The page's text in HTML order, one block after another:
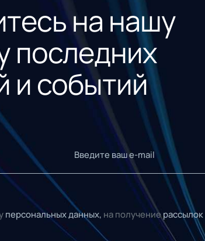
на нашу
последних
и событий
персональных данных, на получениерассылок